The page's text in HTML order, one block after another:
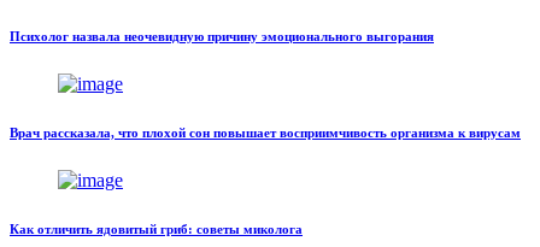
Психолог назвала неочевидную причину эмоционального выгорания
Врач рассказала, что плохой сон повышает восприимчивость организма к вирусам
Как отличить ядовитый гриб: советы миколога